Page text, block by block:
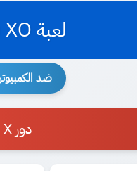
لعبة XO (تيك تاك تو)
ضد
دور X (اللاعب 1)